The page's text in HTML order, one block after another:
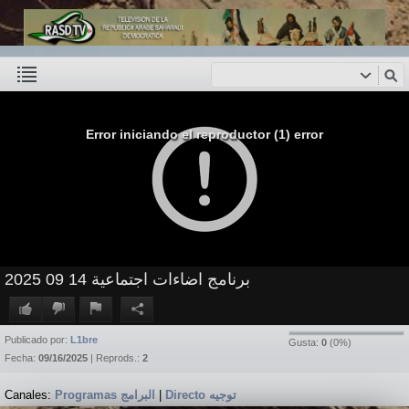
Error iniciando el reproductor (1) error
برنامج اضاءات اجتماعية 14 09 2025
Gusta: 0 (0%)
Publicado por: L1bre
Fecha: 09/16/2025 | Reprods.: 2
Canales: Programas البرامج Directo توجيه